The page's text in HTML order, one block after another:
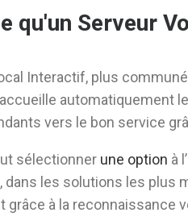
qu'un Serveur
Interactif, plus
automatiquement
vers le bon service
sélectionner une option à
dans les solutions les plus
grâce à la reconnaissance